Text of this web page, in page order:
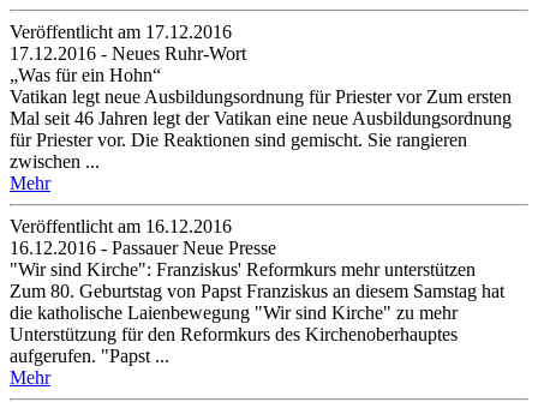
Veröffentlicht am 17­.12.2016
17.12.2016 - Neues Ruhr-Wort
„Was für ein Hohn“
Vatikan legt neue Ausbildungsordnung für Priester vor Zum ersten
Mal seit 46 Jahren legt der Vatikan eine neue Ausbildungsordnung
für Priester vor. Die Reaktionen sind gemischt. Sie rangieren
zwischen ...
Mehr
Veröffentlicht am 16­.12.2016
16.12.2016 - Passauer Neue Presse
"Wir sind Kirche": Franziskus' Reformkurs mehr unterstützen
Zum 80. Geburtstag von Papst Franziskus an diesem Samstag hat
die katholische Laienbewegung "Wir sind Kirche" zu mehr
Unterstützung für den Reformkurs des Kirchenoberhauptes
aufgerufen. "Papst ...
Mehr